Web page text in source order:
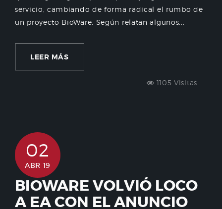
servicio, cambiando de forma radical el rumbo de
un proyecto BioWare. Según relatan algunos...
LEER MÁS
1105 Visitas
02
ABR 19
BIOWARE VOLVIÓ LOCO
A EA CON EL ANUNCIO